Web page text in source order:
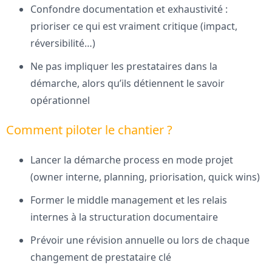
Confondre documentation et exhaustivité :
prioriser ce qui est vraiment critique (impact,
réversibilité…)
Ne pas impliquer les prestataires dans la
démarche, alors qu’ils détiennent le savoir
opérationnel
Comment piloter le chantier ?
Lancer la démarche process en mode projet
(owner interne, planning, priorisation, quick wins)
Former le middle management et les relais
internes à la structuration documentaire
Prévoir une révision annuelle ou lors de chaque
changement de prestataire clé